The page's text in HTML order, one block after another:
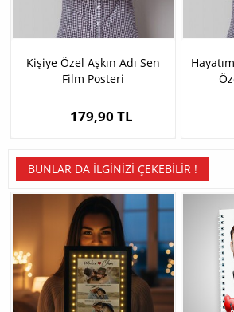
Kişiye Özel Aşkın Adı Sen
Film Posteri
179,90 TL
BUNLAR DA İLGINIZI ÇEKEBILIR !